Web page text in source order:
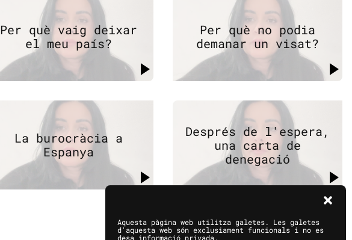
Aquesta pàgina web utilitza galetes. Les galetes
d'aquesta web són exclusiament funcionals i no es
desa informació privada.
Per què vaig deixar
el meu país?
Per què no podia
demanar un visat?
La burocràcia a
Espanya
Després de l'espera,
una carta de
denegació